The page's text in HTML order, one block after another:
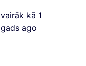
vairāk kā 1
gads ago